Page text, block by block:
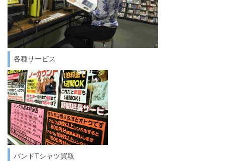
各種サービス
バンドTシャツ買取